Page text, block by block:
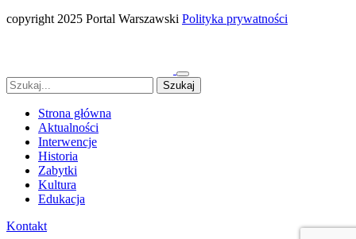
copyright 2025 Portal Warszawski Polityka prywatności
Strona główna
Aktualności
Interwencje
Historia
Zabytki
Kultura
Edukacja
Kontakt